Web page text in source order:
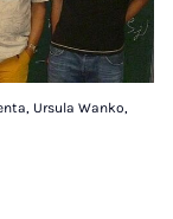
Ursula Wanko,